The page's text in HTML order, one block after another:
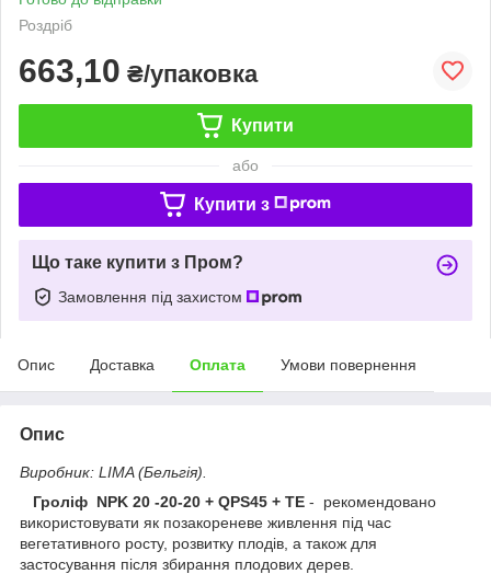
Роздріб
663,10 ₴/упаковка
Купити
або
Купити з
Що таке купити з Пром?
Замовлення під захистом
Опис Доставка Оплата Умови повернення
Опис
Виробник: LIMA (Бельгія).
Гроліф NPK 20 -20-20 + QPS45 + TE - рекомендовано
використовувати як позакореневе живлення під час
вегетативного росту, розвитку плодів, а також для
застосування після збирання плодових дерев.